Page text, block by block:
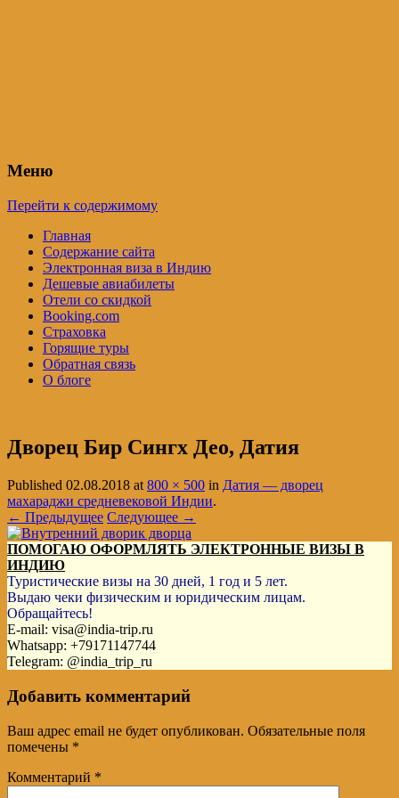
Меню
Перейти к содержимому
Главная
Содержание сайта
Электронная виза в Индию
Дешевые авиабилеты
Отели со скидкой
Booking.com
Страховка
Горящие туры
Обратная связь
О блоге
Дворец Бир Сингх Део, Датия
Published 02.08.2018 at 800 × 500 in Датия — дворец
махараджи средневековой Индии.
← Предыдущее Следующее →
ПОМОГАЮ ОФОРМЛЯТЬ ЭЛЕКТРОННЫЕ ВИЗЫ В
ИНДИЮ
Туристические визы на 30 дней, 1 год и 5 лет.
Выдаю чеки физическим и юридическим лицам.
Обращайтесь!
E-mail: visa@india-trip.ru
Whatsapp: +79171147744
Telegram: @india_trip_ru
Добавить комментарий
Ваш адрес email не будет опубликован. Обязательные поля
помечены *
Комментарий *